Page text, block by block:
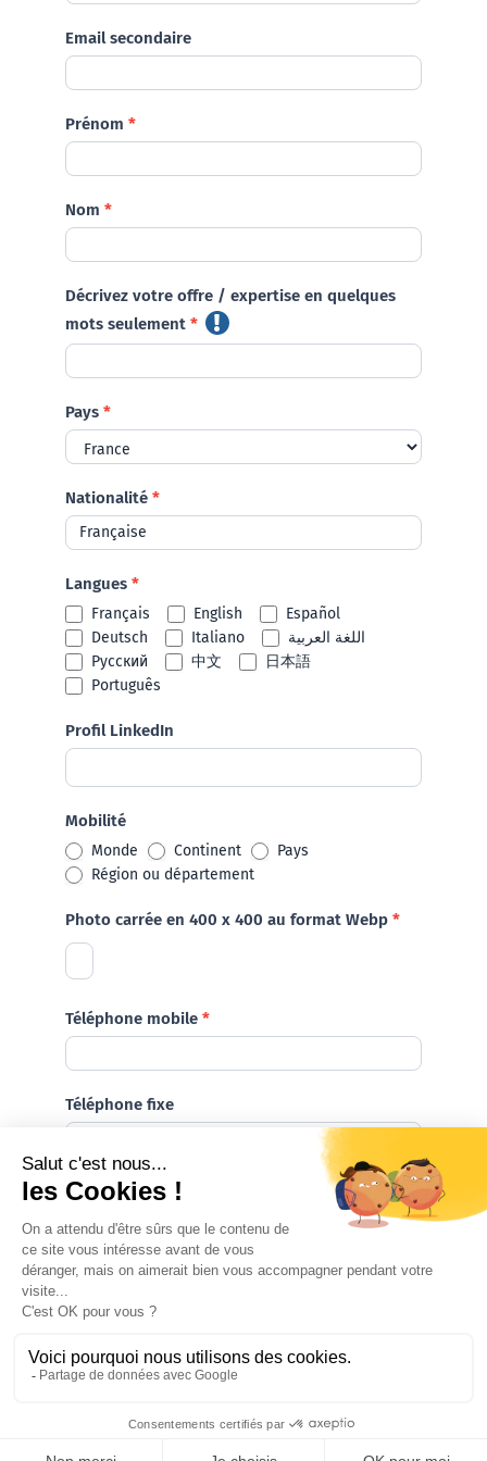
Email secondaire
Prénom *
Nom *
Décrivez votre offre / expertise en quelques
mots seulement *
Pays *
Nationalité *
Langues *
Français English
Español
Deutsch
Italiano
اللغة العربية
Русский
中文
日本語
Português
Profil LinkedIn
Mobilité
Monde Continent
Pays
Région ou département
Photo carrée en 400 x 400 au format Webp *
Téléphone mobile *
Téléphone fixe
*Champ obligatoire
Suivant